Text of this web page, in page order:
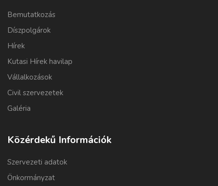
Bemutatkozás
Díszpolgárok
Hírek
Kutasi Hírek havilap
Vállalkozások
Civil szervezetek
Galéria
Közérdekű Információk
Szervezeti adatok
Önkormányzat